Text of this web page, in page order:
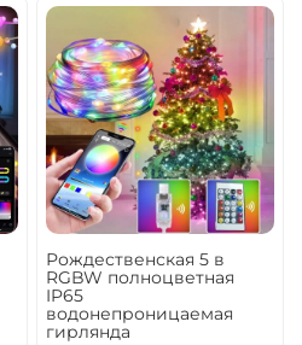
Рождественская 5 в
RGBW полноцветная
IP65
водонепроницаемая
гирлянда